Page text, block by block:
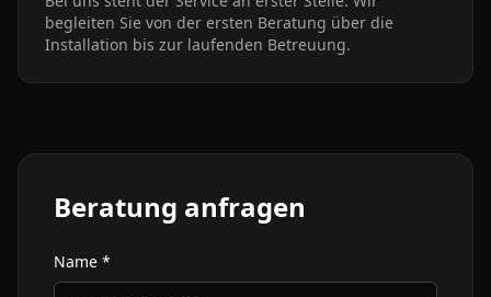
begleiten Sie von der ersten Beratung über die
Installation bis zur laufenden Betreuung.
Beratung anfragen
Name *